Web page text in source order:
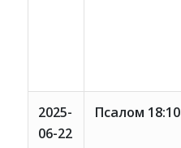
2025-
06-22
Псалом 18:10